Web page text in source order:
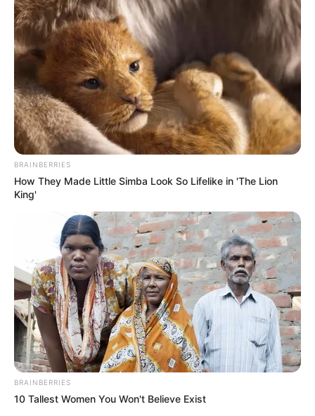
BRAINBERRIES
How They Made Little Simba Look So Lifelike in 'The Lion
King'
BRAINBERRIES
10 Tallest Women You Won't Believe Exist